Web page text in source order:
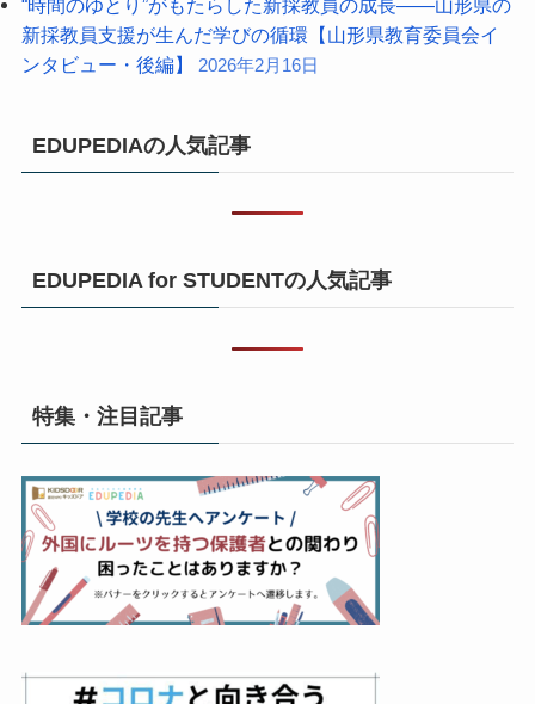
“時間のゆとり”がもたらした新採教員の成長――山形県の
新採教員支援が生んだ学びの循環【山形県教育委員会イ
ンタビュー・後編】
2026年2月16日
EDUPEDIAの人気記事
EDUPEDIA for STUDENTの人気記事
特集・注目記事